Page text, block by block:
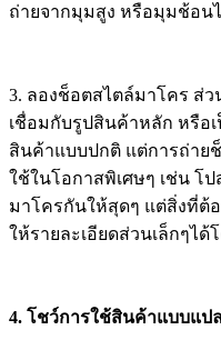
ถ่ายจากมุมสูง หรือมุมช้อน
3. ลองช็อตสไตล์มาโคร ส่ว
เชื่อมกับรูปสินค้าหลัก หรือ
สินค้าแบบปกติ แต่การถ่าย
ใช้ในโอกาสพิเศษๆ เช่น โ
มาโครกันให้สุดๆ แต่สิ่งที่ต้อ
ให้รายละเอียดส่วนเล็กๆได้
4. โชว์การใช้สินค้าแบบแป